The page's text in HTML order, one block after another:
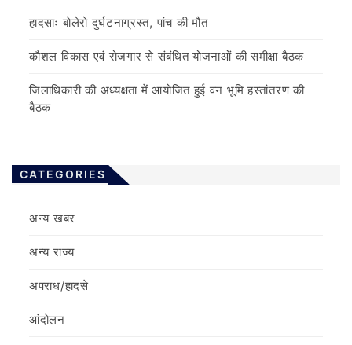
हादसाः बोलेरो दुर्घटनाग्रस्त, पांच की मौत
कौशल विकास एवं रोजगार से संबंधित योजनाओं की समीक्षा बैठक
जिलाधिकारी की अध्यक्षता में आयोजित हुई वन भूमि हस्तांतरण की
बैठक
CATEGORIES
अन्य खबर
अन्य राज्य
अपराध/हादसे
आंदोलन